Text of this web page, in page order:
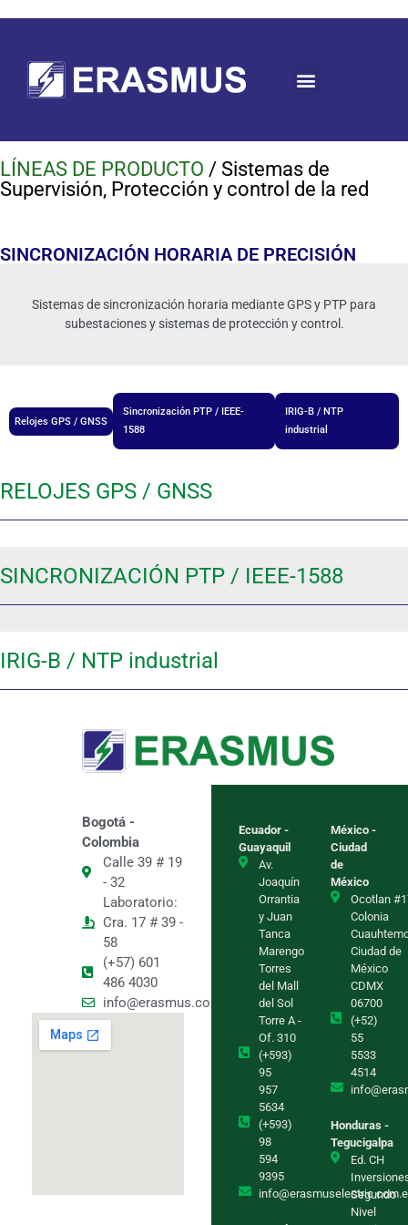
LÍNEAS DE PRODUCTO / Sistemas de
Supervisión, Protección y control de la red
SINCRONIZACIÓN HORARIA DE PRECISIÓN
Sistemas de sincronización horaria mediante GPS y PTP para
subestaciones y sistemas de protección y control.
Relojes GPS / GNSS
Sincronización PTP / IEEE-
1588
IRIG-B / NTP
industrial
RELOJES GPS / GNSS
SINCRONIZACIÓN PTP / IEEE-1588
IRIG-B / NTP industrial
Bogotá -
Colombia
Calle 39 # 19
- 32
Laboratorio:
Cra. 17 # 39 -
58
(+57) 601
486 4030
info@erasmus.com.co
Ecuador -
Guayaquil
Av.
Joaquín
Orrantia
y Juan
Tanca
Marengo
Torres
del Mall
del Sol
Torre A -
Of. 310
(+593)
95
957
5634
(+593)
98
594
9395
México -
Ciudad
de
México
Ocotlan
Colonia
Ciudad de
México
CDMX
06700
(+52)
55
5533
4514
Honduras -
Tegucigalpa
Ed. CH
Segundo
Nivel